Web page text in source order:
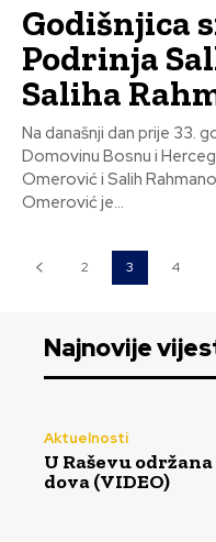
Godišnjica
Podrinja
Saliha
Na današnji dan prije 33.
Domovinu Bosnu i
Omerović i Salih Rahmanović. SALKO
Omerović je...
2 3 4
Najnovije
Aktuelnosti
U Raševu
dova (VIDEO)